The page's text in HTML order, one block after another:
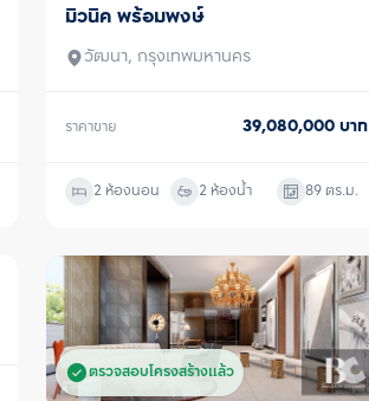
ขาย
มิวนิค พร้อมพงษ์
วัฒนา, กรุงเทพมหานคร
ราคาขาย 39,080,000บาท
2 ห้องนอน 2 ห้องน้ำ 89 ตร.ม.
ตรวจสอบโครงสร้างแล้ว